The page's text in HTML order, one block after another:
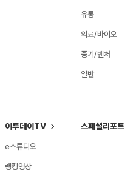
유통
의료/바이오
중기/벤처
일반
이투데이TV
e스튜디오
랭킹영상
스페셜리포트